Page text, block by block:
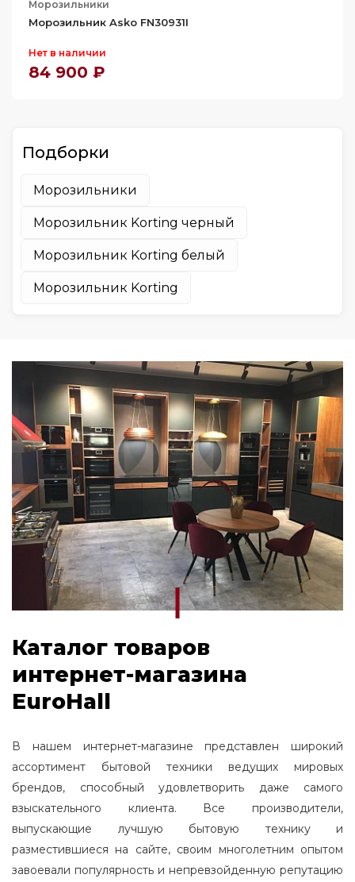
Морозильники
Морозильник Asko FN30931I
Нет в наличии
84 900 ₽
Подборки
Морозильники
Морозильник Korting черный
Морозильник Korting белый
Морозильник Korting
Каталог товаров
интернет-магазина
EuroHall
В нашем интернет-магазине представлен широкий
ассортимент бытовой техники ведущих мировых
брендов, способный удовлетворить даже самого
взыскательного клиента. Все производители,
выпускающие лучшую бытовую технику и
разместившиеся на сайте, своим многолетним опытом
завоевали популярность и непревзойденную репутацию